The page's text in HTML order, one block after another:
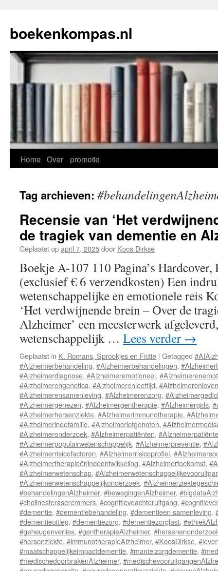
de
inhoud
boekenkompas.nl
Home Over promotie
Tag archieven:
Recensie van ‘Het
de tragiek van dementie en
Geplaatst opapril 7, 2025door Koos Dirkse
Boekje A-107 110 Pagina’s
(exclusief € 6 verzendkosten) Een
wetenschappelijke en emotionele reis
‘Het verdwijnende brein – Over de
Alzheimer’ een meesterwerk
wetenschappelijk … Lees verder →
Geplaatst in K. Romans, Sprookjes en Fictie | Getagged
#Alzheimerbehandeling, #Alzheimerbehandelingen,
#Alzheimerdiagnose, #Alzheimeremotioneel,
#Alzheimerengenetica, #Alzheimerenleeftijd,
#Alzheimerensamenleving, #Alzheimerenzorg,
#Alzheimergenezen, #Alzheimergentherapie, #Alzheimergids,
#Alzheimerhersenziekte, #Alzheimerimmunotherapie,
#Alzheimerindefamilie, #Alzheimerlotgenoten,
#Alzheimeronderzoek, #Alzheimerpatiënten,
#Alzheimerpopulairwetenschappelijk, #Alzheimerpreventie,
#Alzheimerrisicofactoren, #Alzheimerrisicoprofiel,
#Alzheimertherapieënindeontwikkeling, #Alzheimertoekomst,
#Alzheimerwetenschap,
#Alzheimerwetenschappelijkonderzoek,
#behandelingenAlzheimer, #bewegingenAlzheimer,
#cholinesteraseremmers, #cognitieveachteruitgang,
#dementie, #dementiebehandeling, #dementieen samenleving,
#dementieuitleg, #dementiezorg, #dementiezorglast,
#geheugenverlies, #gentherapieAlzheimer,
#hersenziekte, #immunotherapieAlzheimer, #KoosDirkse,
#maatschappelijkeimpactdementie, #mantelzorgdementie,
#medischedoorbrakenAlzheimer,